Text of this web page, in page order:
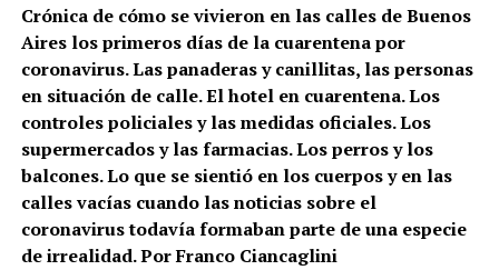
Crónica de cómo se vivieron en las calles de Buenos
Aires los primeros días de la cuarentena por
coronavirus. Las panaderas y canillitas, las personas
en situación de calle. El hotel en cuarentena. Los
controles policiales y las medidas oficiales. Los
supermercados y las farmacias. Los perros y los
balcones. Lo que se sientió en los cuerpos y en las
calles vacías cuando las noticias sobre el
coronavirus todavía formaban parte de una especie
de irrealidad. Por Franco Ciancaglini